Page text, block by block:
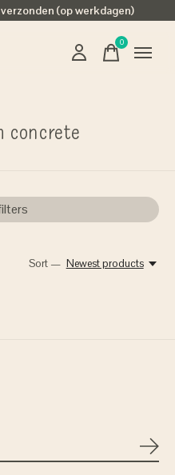
(op werkdagen)
0items
concrete
Sort — Newest products